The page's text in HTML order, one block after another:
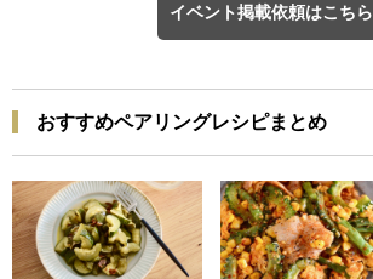
イベント掲載依頼はこちら
おすすめペアリングレシピまとめ